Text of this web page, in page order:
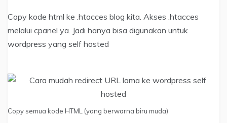
Copy kode html ke .htacces blog kita. Akses .htacces
melalui cpanel ya. Jadi hanya bisa digunakan untuk
wordpress yang self hosted
Copy semua kode HTML (yang berwarna biru muda)